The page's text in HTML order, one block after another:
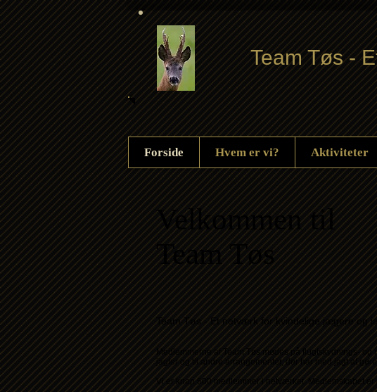
Team Tøs -
Forside Hvem er vi? Aktiviteter
Velkommen til
Team Tøs
Team Tøs - Et netværk for kvindelige jægere og
Medlemmerne af Team Tøs mødes på flugtskydnings- og
jagter og til andre arrangementer, der har med jagt at
Vi er knap 600 medlemmer i netværket. Medlemskabet er